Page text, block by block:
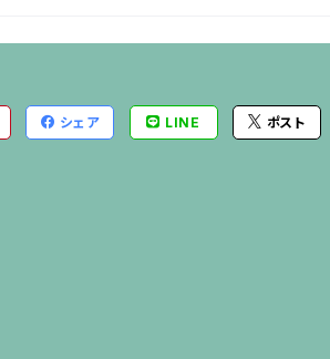
シェア LINE ポスト